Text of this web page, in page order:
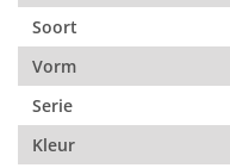
Samenstelling:100%
Onderhoud:
Bij normale
Soort
Vorm
Serie
Kleur